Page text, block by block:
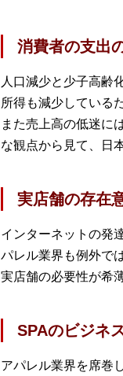
消費者の支出
人口減少と少子高齢
所得も減少している
また売上高の低迷に
な観点から見て、日
実店舗の存在
インターネットの発
パレル業界も例外で
実店舗の必要性が希
SPAのビジネ
アパレル業界を席巻